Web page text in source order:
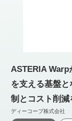
ASTERIA
を支える基盤
制とコスト削減
ディーコープ株式会社